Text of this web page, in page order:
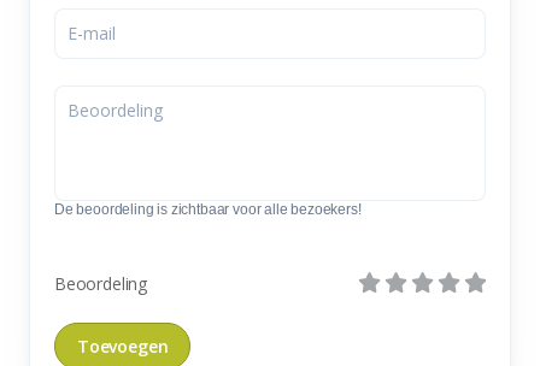
De beoordeling is zichtbaar voor alle bezoekers!
Beoordeling